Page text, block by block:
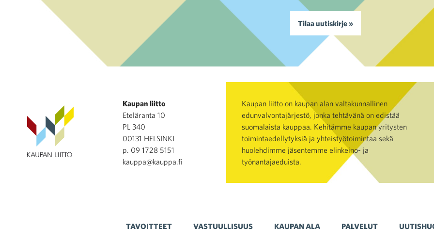
Tilaa uutiskirje »
Kaupan liitto
Eteläranta 10
PL 340
00131 HELSINKI
p. 09 1728 5151
kauppa@kauppa.fi
Kaupan liitto on kaupan alan valtakunnallinen
edunvalvontajärjestö, jonka tehtävänä on edistää
suomalaista kauppaa. Kehitämme kaupan yritysten
toimintaedellytyksiä ja yhteistyötoimintaa sekä
huolehdimme jäsentemme elinkeino- ja
työnantajaeduista.
TAVOITTEET VASTUULLISUUS KAUPAN ALA PALVELUT